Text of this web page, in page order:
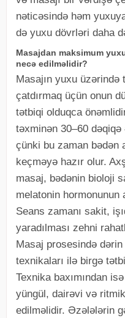
nəticəsində həm
də yuxu dövrləri daha
Masajdan maksimum
necə edilməlidir?
Masajın yuxu
çatdırmaq üçün onun
tətbiqi olduqca
təxminən 30–60 dəqiqə
çünki bu zaman bədən
keçməyə hazır olur.
masaj, bədənin bioloji
melatonin hormonunun
Seans zamanı sakit,
yaradılması zehni
Masaj prosesində
texnikaları ilə birgə
Texnika baxımından
yüngül, dairəvi və
edilməlidir. Əzələlərin